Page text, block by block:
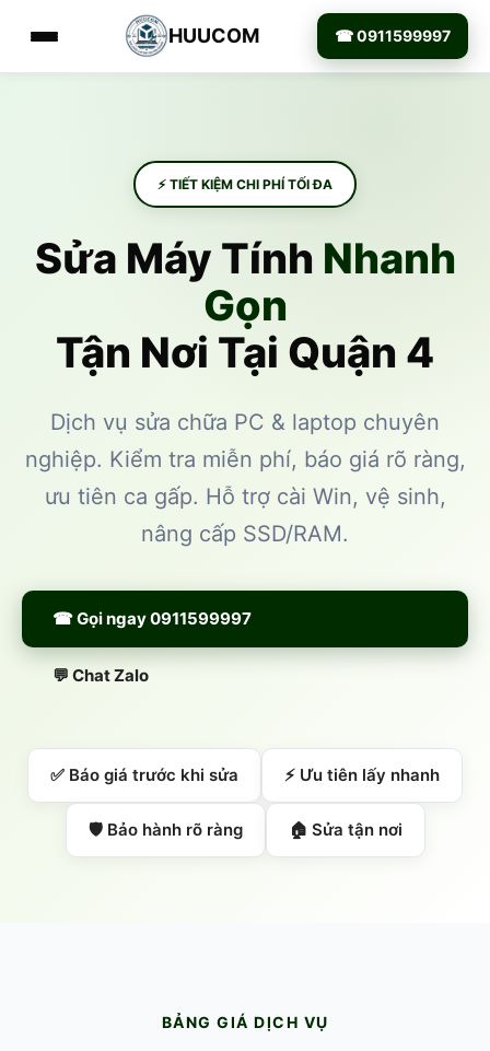
HUUCOM ☎ 0911599997
⚡ TIẾT KIỆM CHI PHÍ TỐI ĐA
Sửa Máy Tính Nhanh
Gọn
Tận Nơi Tại Quận 4
Dịch vụ sửa chữa PC & laptop chuyên
nghiệp. Kiểm tra miễn phí, báo giá rõ ràng,
ưu tiên ca gấp. Hỗ trợ cài Win, vệ sinh,
nâng cấp SSD/RAM.
☎ Gọi ngay 0911599997
💬 Chat Zalo
✅ Báo giá trước khi sửa ⚡ Ưu tiên lấy nhanh
🛡️ Bảo hành rõ ràng 🏠 Sửa tận nơi
BẢNG GIÁ DỊCH VỤ